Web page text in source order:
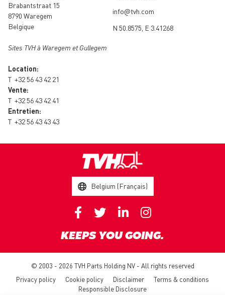
Brabantstraat 15
8790 Waregem
Belgique
Sites TVH à Waregem et Gullegem
Location:
T +32 56 43 42 21
Vente:
T +32 56 43 42 41
Entretien:
T +32 56 43 43 43
info@tvh.com
N 50.8575, E 3.41268
Belgium (Français)
KEEPS YOU GOING.
© 2003 - 2026 TVH Parts Holding NV - All rights reserved
Privacy policy
Cookie policy Disclaimer
Terms & conditions
Responsible Disclosure